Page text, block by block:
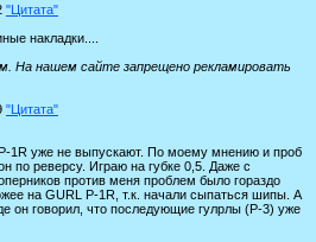
"Цитата"
накладки....
На нашем сайте запрещено рекламировать
"Цитата"
1R уже не выпускают. По моему мнению и проб
по реверсу. Играю на губке 0,5. Даже с
против меня проблем было гораздо
на GURL P-1R, т.к. начали сыпаться шипы. А
он говорил, что последующие гулрлы (P-3) уже